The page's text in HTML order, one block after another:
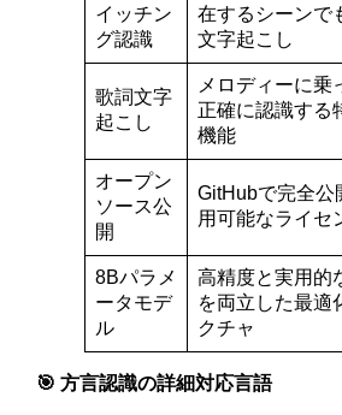
イッチン
グ認識
在するシーンで
文字起こし
歌詞文字
起こし
メロディーに乗
正確に認識する
機能
オープン
ソース公
開
GitHubで完全公
用可能なライセ
8Bパラメ
ータモデ
ル
高精度と実用的
を両立した最適
クチャ
🎯 方言認識の詳細対応言語